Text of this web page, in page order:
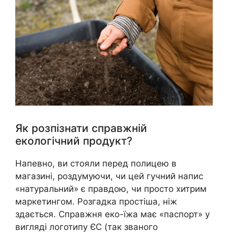
Як розпізнати справжній
екологічний продукт?
Напевно, ви стояли перед полицею в
магазині, роздумуючи, чи цей гучний напис
«натуральний» є правдою, чи просто хитрим
маркетингом. Розгадка простіша, ніж
здається. Справжня еко-їжа має «паспорт» у
вигляді логотипу ЄС (так званого